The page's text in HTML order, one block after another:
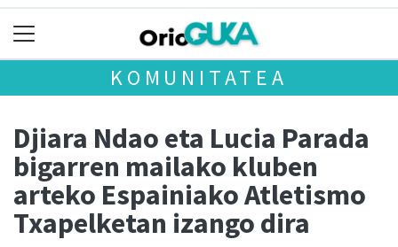
KOMUNITATEA
Djiara Ndao eta Lucia Parada
bigarren mailako kluben
arteko Espainiako Atletismo
Txapelketan izango dira